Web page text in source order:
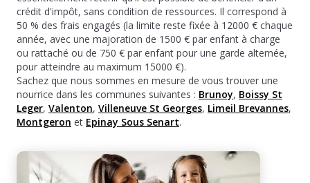
crédit d'impôt, sans condition de ressources. Il correspond à
50 % des frais engagés (la limite reste fixée à 12000 € chaque
année, avec une majoration de 1500 € par enfant à charge
ou rattaché ou de 750 € par enfant pour une garde alternée,
pour atteindre au maximum 15000 €).
Sachez que nous sommes en mesure de vous trouver une
nourrice dans les communes suivantes : Brunoy, Boissy St
Leger, Valenton, Villeneuve St Georges, Limeil Brevannes,
Montgeron et Epinay Sous Senart.